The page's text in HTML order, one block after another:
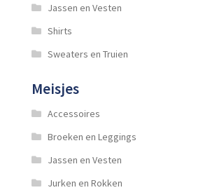
Jassen en Vesten
Shirts
Sweaters en Truien
Meisjes
Accessoires
Broeken en Leggings
Jassen en Vesten
Jurken en Rokken